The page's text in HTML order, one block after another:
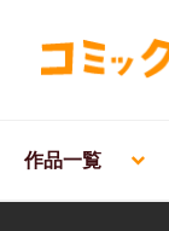
作品一覧